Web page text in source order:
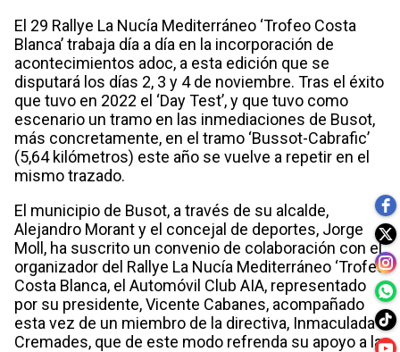
El 29 Rallye La Nucía Mediterráneo ‘Trofeo Costa
Blanca’ trabaja día a día en la incorporación de
acontecimientos adoc, a esta edición que se
disputará los días 2, 3 y 4 de noviembre. Tras el éxito
que tuvo en 2022 el ‘Day Test’, y que tuvo como
escenario un tramo en las inmediaciones de Busot,
más concretamente, en el tramo ‘Bussot-Cabrafic’
(5,64 kilómetros) este año se vuelve a repetir en el
mismo trazado.
El municipio de Busot, a través de su alcalde,
Alejandro Morant y el concejal de deportes, Jorge
Moll, ha suscrito un convenio de colaboración con el
organizador del Rallye La Nucía Mediterráneo ‘Trofeo
Costa Blanca, el Automóvil Club AIA, representado
por su presidente, Vicente Cabanes, acompañado
esta vez de un miembro de la directiva, Inmaculada
Cremades, que de este modo refrenda su apoyo a la